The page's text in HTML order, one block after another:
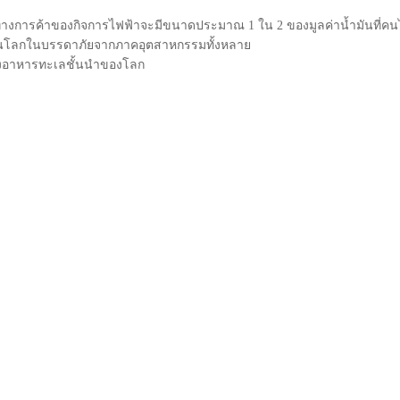
งการค้าของกิจการไฟฟ้าจะมีขนาดประมาณ 1 ใน 2 ของมูลค่าน้ำมันที่
โลกในบรรดาภัยจากภาคอุตสาหกรรมทั้งหลาย
าหารทะเลชั้นนำของโลก